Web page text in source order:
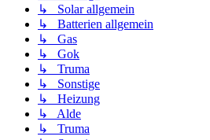
↳ Solar allgemein
↳ Batterien allgemein
↳ Gas
↳ Gok
↳ Truma
↳ Sonstige
↳ Heizung
↳ Alde
↳ Truma